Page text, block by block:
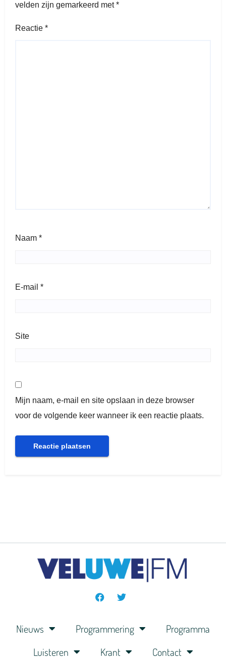
velden zijn gemarkeerd met*
Reactie *
Naam *
E-mail *
Site
Mijn naam, e-mail en site opslaan in deze browser
voor de volgende keer wanneer ik een reactie plaats.
Nieuws Programmering
Programma
Luisteren
Krant Contact